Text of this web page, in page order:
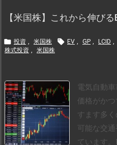
【米国株】これから伸び
 投資 , 米国株  EV , GP , LCID ,
株式投資 , 米国株
電気自動
価格がか
すます多
可能な交
ています。